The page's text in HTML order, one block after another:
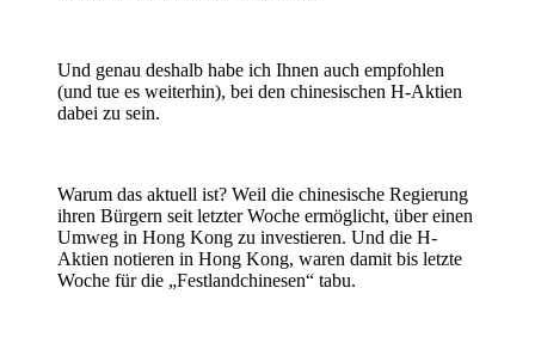
Und genau deshalb habe ich Ihnen auch empfohlen
(und tue es weiterhin), bei den chinesischen H-Aktien
dabei zu sein.
Warum das aktuell ist? Weil die chinesische Regierung
ihren Bürgern seit letzter Woche ermöglicht, über einen
Umweg in Hong Kong zu investieren. Und die H-
Aktien notieren in Hong Kong, waren damit bis letzte
Woche für die „Festlandchinesen“ tabu.